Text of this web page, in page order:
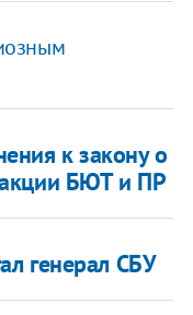
к закону о
БЮТ и ПР
генерал СБУ